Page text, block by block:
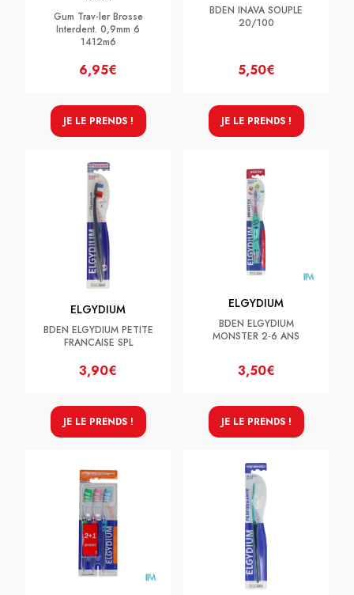
Gum Trav-ler Brosse
Interdent. 0,9mm 6
1412m6
6,95€
JE LE PRENDS !
BDEN INAVA SOUPLE
20/100
5,50€
JE LE PRENDS !
ELGYDIUM
BDEN ELGYDIUM PETITE
FRANCAISE SPL
3,90€
JE LE PRENDS !
ELGYDIUM
BDEN ELGYDIUM
MONSTER 2-6 ANS
3,50€
JE LE PRENDS !